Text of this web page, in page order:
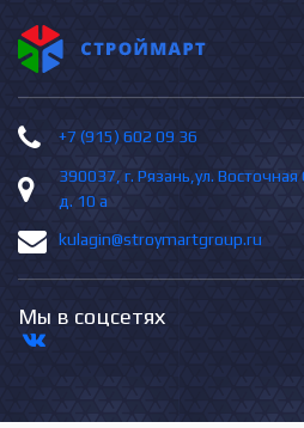
+7 (915) 602 09 36
390037, г. Рязань,ул.
д. 10 а
kulagin@stroymartgroup.ru
Мы в соцсетях